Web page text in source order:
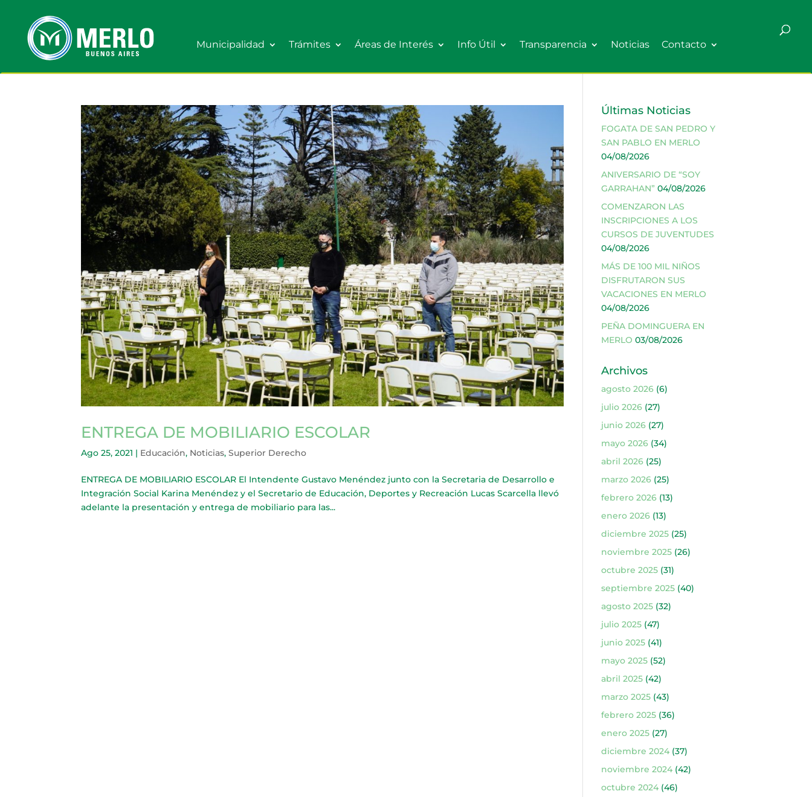
Municipalidad Trámites Áreas de Interés Info Útil Transparencia Noticias Contacto
ENTREGA DE MOBILIARIO ESCOLAR
Ago 25, 2021 | Educación, Noticias,Superior Derecho
ENTREGA DE MOBILIARIO ESCOLAR El Intendente Gustavo Menéndez junto con la Secretaria de Desarrollo e
Integración Social Karina Menéndez y el Secretario de Educación, Deportes y Recreación Lucas Scarcella llevó
adelante la presentación y entrega de mobiliario para las...
Últimas Noticias
FOGATA DE SAN PEDRO Y
SAN PABLO EN MERLO
04/08/2026
ANIVERSARIO DE “SOY
GARRAHAN” 04/08/2026
COMENZARON LAS
INSCRIPCIONES A LOS
CURSOS DE JUVENTUDES
04/08/2026
MÁS DE 100 MIL NIÑOS
DISFRUTARON SUS
VACACIONES EN MERLO
04/08/2026
PEÑA DOMINGUERA EN
MERLO 03/08/2026
Archivos
agosto 2026(6)
julio 2026(27)
junio 2026(27)
mayo 2026(34)
abril 2026(25)
marzo 2026(25)
febrero 2026(13)
enero 2026(13)
diciembre 2025(25)
noviembre 2025(26)
octubre 2025(31)
septiembre 2025(40)
agosto 2025(32)
julio 2025(47)
junio 2025(41)
mayo 2025(52)
abril 2025(42)
marzo 2025(43)
febrero 2025(36)
enero 2025(27)
diciembre 2024(37)
noviembre 2024(42)
octubre 2024(46)